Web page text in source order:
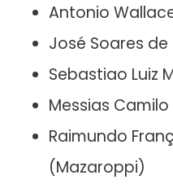
Antonio
José Soares
Sebastiao Luiz
Messias
Raimundo
(Mazaroppi)